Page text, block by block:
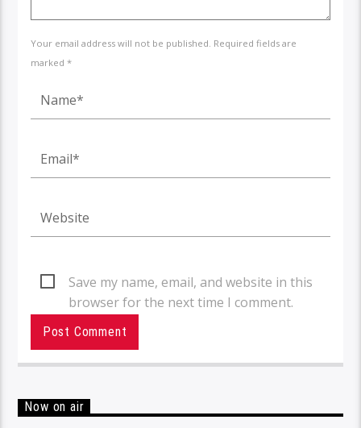
Your email address will not be published. Required fields are
marked *
Save my name, email, and website in this
browser for the next time I comment.
Now on air